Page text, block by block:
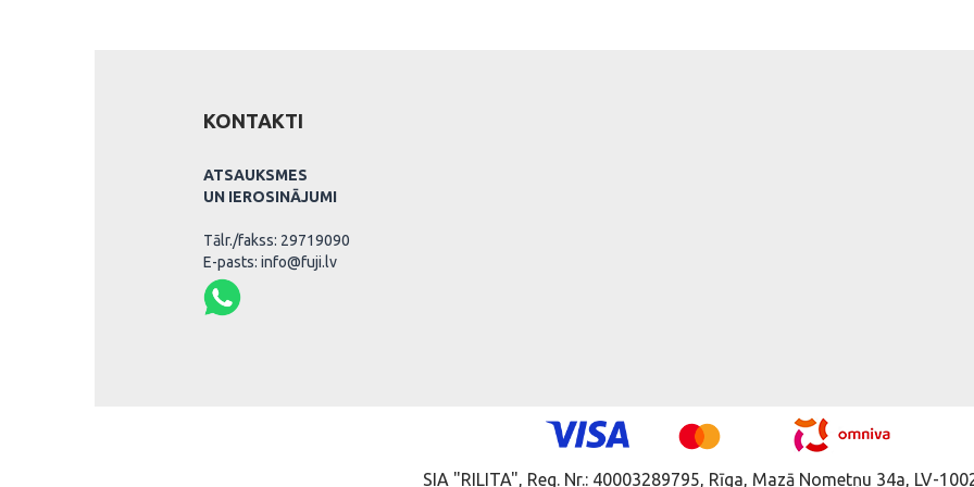
KONTAKTI
ATSAUKSMES
UN IEROSINĀJUMI
Tālr./fakss: 29719090
E-pasts: info@fuji.lv
SIA "RILITA", Reg. Nr.: 40003289795, Rīga, Mazā Nometņu 34a, LV-